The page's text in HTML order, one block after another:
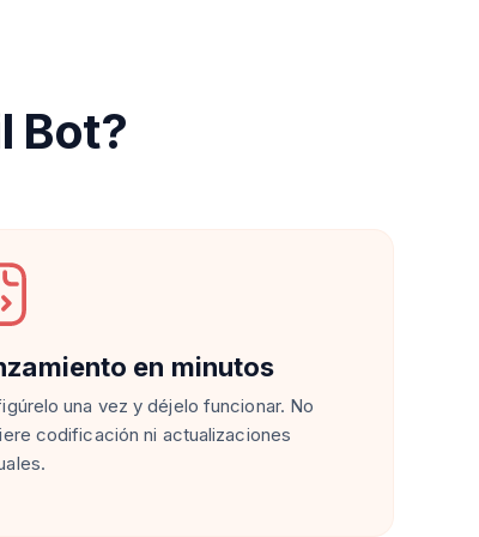
Bot?
en minutos
una vez y déjelo funcionar. No
codificación ni actualizaciones